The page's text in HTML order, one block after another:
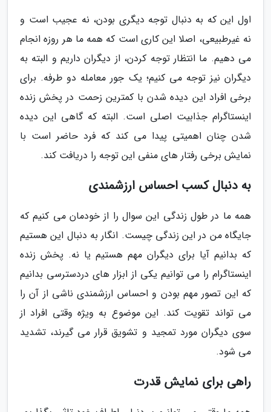
اول این که به دنبال توجه دیگری بودن، نه عجیب است و
نه غیرطبیعی، اصلا این کاری است که همه ما هر روزه انجام
می دهیم. ما انتظار توجه کردن، از دیگران داریم و البته به
دیگران نیز توجه می کنیم؛ یک جور معامله دو طرفه. برای
برخی افراد این دیده شدن با کمترین زحمت در پخش زنده
اینستاگرام جذابیت اصلی است. البته که گاهی این دیده
شدن چنان اهمیتی پیدا می کند که فرد حاضر است با
نمایش برخی رفتار های منفی این توجه را دریافت کند.
به دنبال کسب احساس ارزشمندی
همه ما در طول زندگی این سوال را از خودمان می کنیم که
جایگاه من در این زندگی چیست. انگار به دنبال این هستیم
که بدانیم آیا برای دیگران مهم هستیم یا نه. پخش زنده
اینستاگرام را می توانیم یکی از ابزار های دردسترسی بدانیم
که این تصور مهم بودن و احساس ارزشمندی ناشی از آن را
می تواند تقویت کند. این موضوع به ویژه وقتی افراد از
سوی دیگران مورد تمجید و تشویق قرار می گیرند، تشدید
می شود.
راهی برای نمایش قدرت